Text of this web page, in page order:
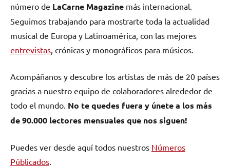
número de LaCarne Magazine más internacional.
Seguimos trabajando para mostrarte toda la actualidad
musical de Europa y Latinoamérica, con las mejores
entrevistas , crónicas y monográficos para músicos.
Acompáñanos y descubre los artistas de más de 20 países
gracias a nuestro equipo de colaboradores alrededor de
todo el mundo. No te quedes fuera y únete a los más
de 90.000 lectores mensuales que nos siguen!
Puedes ver desde aquí todos nuestros Números
Públicados